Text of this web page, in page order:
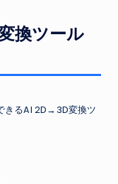
換ツール
きるAI 2D→3D変換ツ